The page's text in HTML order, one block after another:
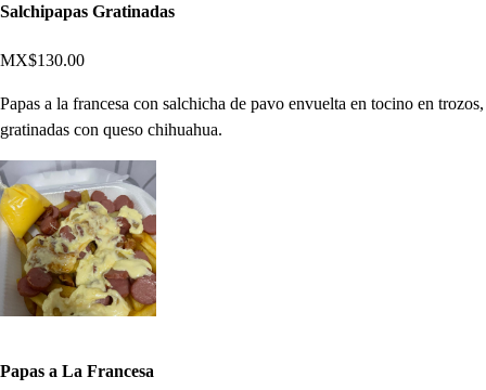
Salchipapas Gratinadas
MX$130.00
Papas a la francesa con salchicha de pavo envuelta en tocino en trozos,
gratinadas con queso chihuahua.
Papas a La Francesa